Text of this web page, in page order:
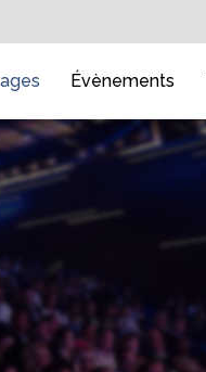
Évènements